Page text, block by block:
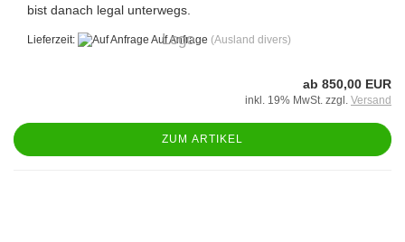
bist danach legal unterwegs.
Lieferzeit: Auf Anfrage (Ausland divers)
ab 850,00 EUR
inkl. 19% MwSt. zzgl. Versand
ZUM ARTIKEL